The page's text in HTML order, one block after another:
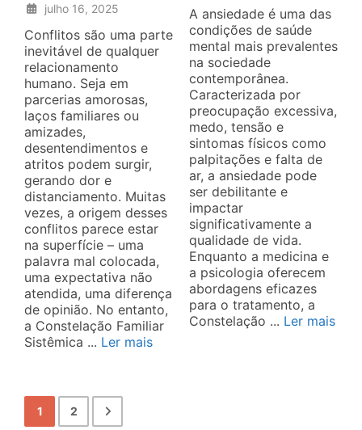
julho 16, 2025
Conflitos são uma parte
inevitável de qualquer
relacionamento
humano. Seja em
parcerias amorosas,
laços familiares ou
amizades,
desentendimentos e
atritos podem surgir,
gerando dor e
distanciamento. Muitas
vezes, a origem desses
conflitos parece estar
na superfície – uma
palavra mal colocada,
uma expectativa não
atendida, uma diferença
de opinião. No entanto,
a Constelação Familiar
Sistêmica ... Ler mais
A ansiedade é uma das
condições de saúde
mental mais prevalentes
na sociedade
contemporânea.
Caracterizada por
preocupação excessiva,
medo, tensão e
sintomas físicos como
palpitações e falta de
ar, a ansiedade pode
ser debilitante e
impactar
significativamente a
qualidade de vida.
Enquanto a medicina e
a psicologia oferecem
abordagens eficazes
para o tratamento, a
Constelação ... Ler mais
1 2